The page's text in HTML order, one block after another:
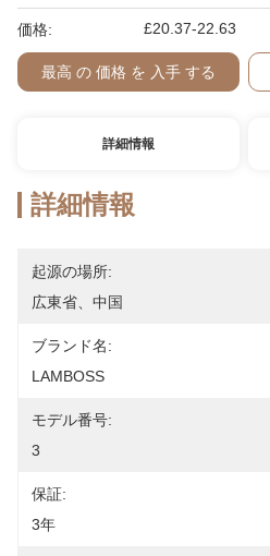
価格: £20.37-22.63
最高 の 価格 を 入手 する
詳細情報
詳細情報
起源の場所:
広東省、中国
ブランド名:
LAMBOSS
モデル番号:
3
保証:
3年